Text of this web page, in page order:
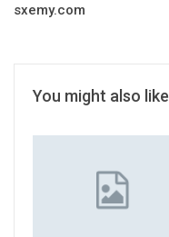
sxemy.com
You might also like